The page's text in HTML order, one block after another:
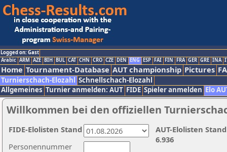
Logged on: Gast
Arabic ARM AZE BIH BUL CAT CHN CRO CZE DEN ENG ESP FAI FIN FRA GER GRE INA
Home Tournament-Database AUT championship Pictures
Turnierschach-Elozahl Schnellschach-Elozahl
Allgemeines Turnier anmelden: AUT FIDE Spieler anmelden Elo
Willkommen bei den offiziellen
Personennummer
AUT-Elolisten
6.936
FIDE-Elolisten Stand